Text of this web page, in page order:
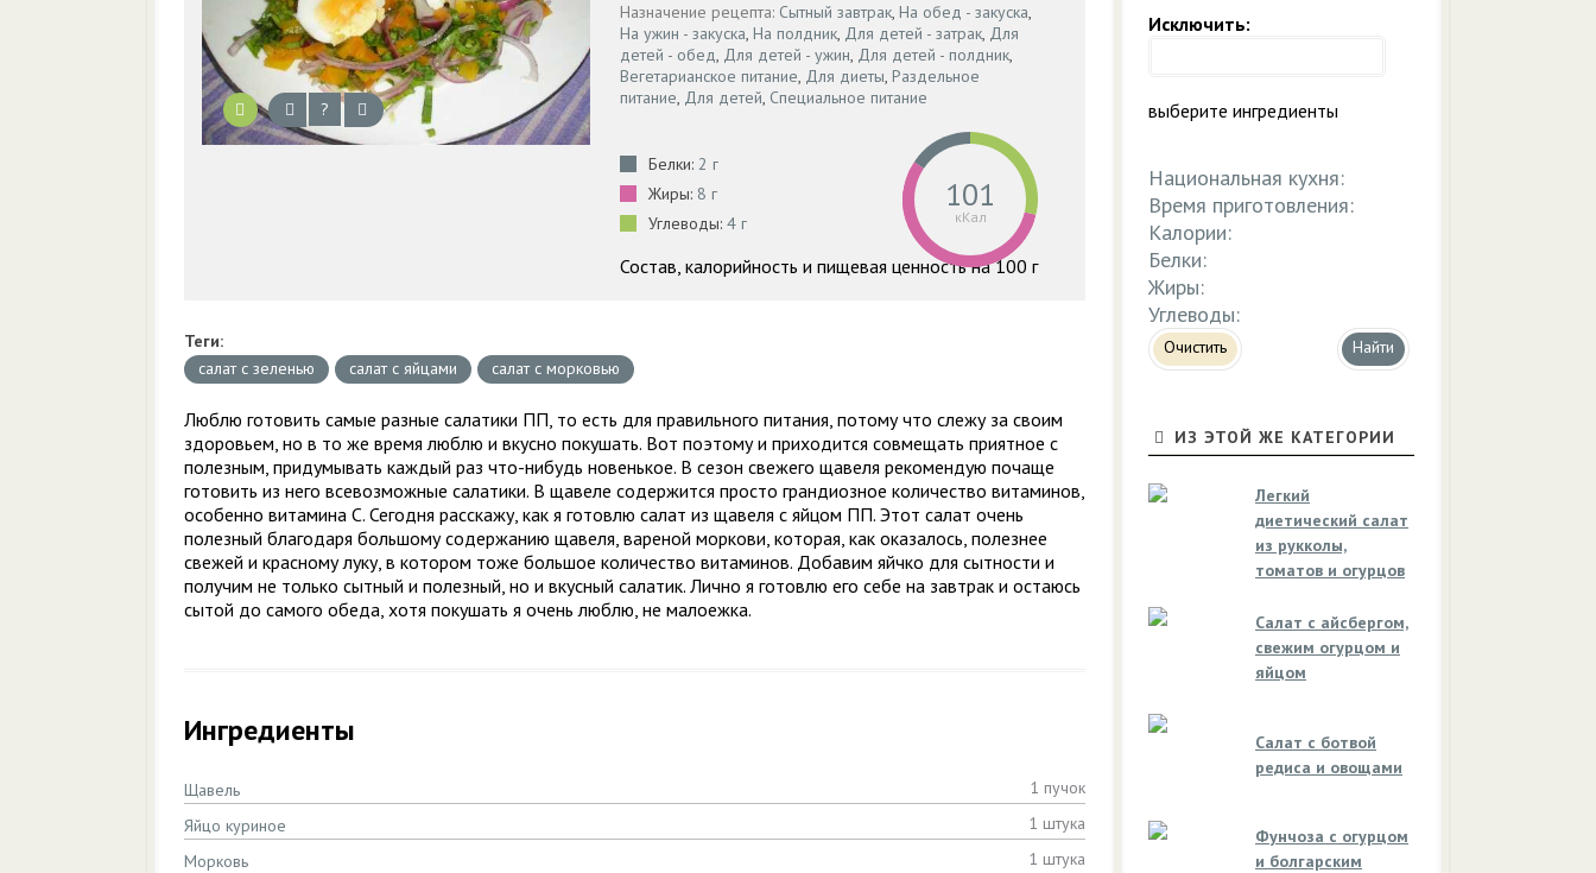
?
Назначение рецепта: Сытный завтрак, На обед - закуска,
На ужин - закуска, На полдник, Для детей - затрак, Для
детей - обед, Для детей - ужин, Для детей - полдник,
Вегетарианское питание, Для диеты, Раздельное
питание, Для детей, Специальное питание
Белки: 2 г
Жиры: 8 г
Углеводы: 4 г
101
кКал
Состав, калорийность и пищевая ценность на 100 г
Теги:
салат с зеленью
салат с яйцами салат с морковью
Люблю готовить самые разные салатики ПП, то есть для правильного питания, потому что слежу за своим
здоровьем, но в то же время люблю и вкусно покушать. Вот поэтому и приходится совмещать приятное с
полезным, придумывать каждый раз что-нибудь новенькое. В сезон свежего щавеля рекомендую почаще
готовить из него всевозможные салатики. В щавеле содержится просто грандиозное количество витаминов,
особенно витамина С. Сегодня расскажу, как я готовлю салат из щавеля с яйцом ПП. Этот салат очень
полезный благодаря большому содержанию щавеля, вареной моркови, которая, как оказалось, полезнее
свежей и красному луку, в котором тоже большое количество витаминов. Добавим яйчко для сытности и
получим не только сытный и полезный, но и вкусный салатик. Лично я готовлю его себе на завтрак и остаюсь
сытой до самого обеда, хотя покушать я очень люблю, не малоежка.
Ингредиенты
Щавель
1 пучок
Яйцо куриное
1 штука
Морковь
1 штука
Исключить:
выберите ингредиенты
Национальная кухня:
Время приготовления:
Калории:
Белки:
Жиры:
Углеводы:
Очистить
ИЗ ЭТОЙ ЖЕ КАТЕГОРИИ
Легкий
диетический салат
из рукколы,
томатов и огурцов
Салат с айсбергом,
свежим огурцом и
яйцом
Салат с ботвой
редиса и овощами
Фунчоза с огурцом
и болгарским